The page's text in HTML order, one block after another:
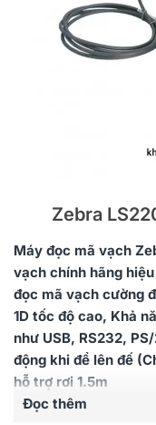
Zebra
Máy đọc mã vạch
vạch chính hãng
đọc mã vạch cường
1D tốc độ cao, Khả
như USB, RS232,
động khi để lên đế
hỗ trợ rơi 1.5m
Đọc thêm